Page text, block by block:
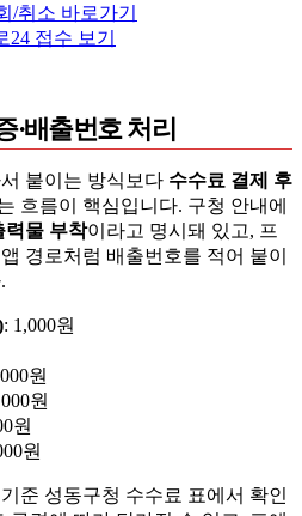
/취소 바로가기
24 접수 보기
·배출번호 처리
붙이는 방식보다 수수료 결제 후
흐름이 핵심입니다. 구청 안내에
력물 부착이라고 명시돼 있고, 프
경로처럼 배출번호를 적어 붙이
: 1,000원
원
원
원
원
준 성동구청 수수료 표에서 확인